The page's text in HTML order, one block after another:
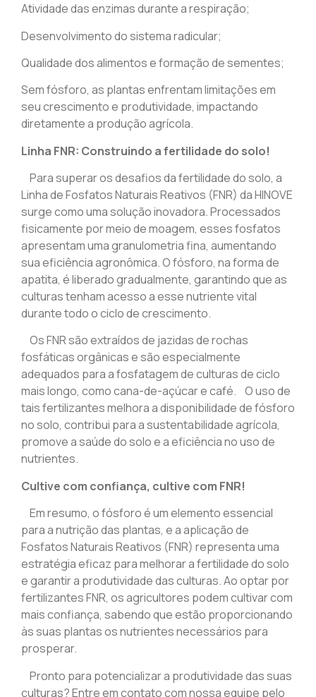
Atividade das enzimas durante a respiração;
Desenvolvimento do sistema radicular;
Qualidade dos alimentos e formação de sementes;
Sem fósforo, as plantas enfrentam limitações em
seu crescimento e produtividade, impactando
diretamente a produção agrícola.
Linha FNR: Construindo a fertilidade do solo!
Para superar os desafios da fertilidade do solo, a
Linha de Fosfatos Naturais Reativos (FNR) da HINOVE
surge como uma solução inovadora. Processados
fisicamente por meio de moagem, esses fosfatos
apresentam uma granulometria fina, aumentando
sua eficiência agronômica. O fósforo, na forma de
apatita, é liberado gradualmente, garantindo que as
culturas tenham acesso a esse nutriente vital
durante todo o ciclo de crescimento.
Os FNR são extraídos de jazidas de rochas
fosfáticas orgânicas e são especialmente
adequados para a fosfatagem de culturas de ciclo
mais longo, como cana-de-açúcar e café. O uso de
tais fertilizantes melhora a disponibilidade de fósforo
no solo, contribui para a sustentabilidade agrícola,
promove a saúde do solo e a eficiência no uso de
nutrientes.
Cultive com confiança, cultive com FNR!
Em resumo, o fósforo é um elemento essencial
para a nutrição das plantas, e a aplicação de
Fosfatos Naturais Reativos (FNR) representa uma
estratégia eficaz para melhorar a fertilidade do solo
e garantir a produtividade das culturas. Ao optar por
fertilizantes FNR, os agricultores podem cultivar com
mais confiança, sabendo que estão proporcionando
às suas plantas os nutrientes necessários para
prosperar.
Pronto para potencializar a produtividade das suas
culturas? Entre em contato com nossa equipe pelo